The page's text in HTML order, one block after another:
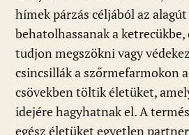
hímek párzás céljából az
behatolhassanak a
tudjon megszökni vagy
csincsillák a szőrmefarmokon
csövekben töltik életüket,
idejére hagyhatnak el. A
egész életüket egyetlen